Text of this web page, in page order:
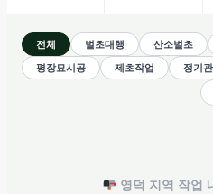
전체 벌초대행 산소벌초
평장묘시공
제초작업
정기
영덕 지역 작업